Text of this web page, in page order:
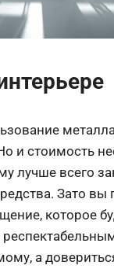
и стоимость
лучше всего
Зато вы
которое
а